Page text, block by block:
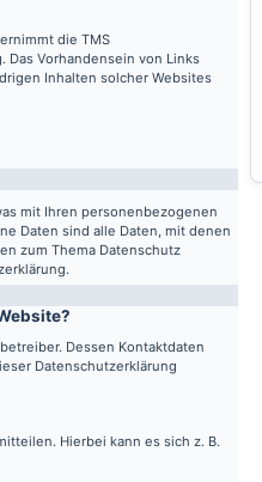
die TMS
Das Vorhandensein von Links
Inhalten solcher Websites
mit Ihren personenbezogenen
Daten sind alle Daten, mit denen
zum Thema Datenschutz
Dessen Kontaktdaten
Datenschutzerklärung
Hierbei kann es sich z. B.